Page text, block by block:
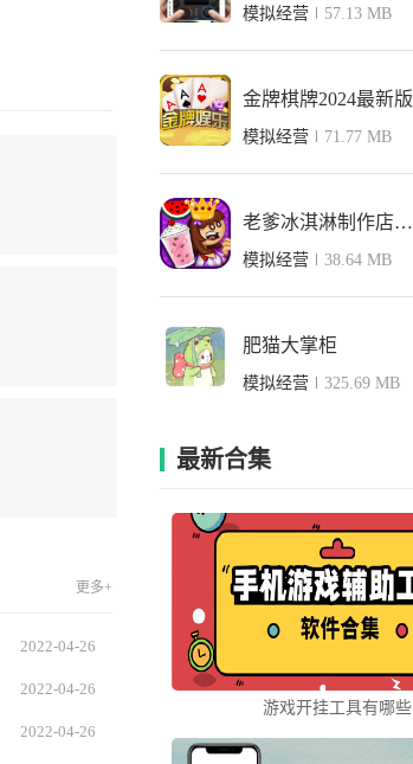
更多+
2022-04-26
2022-04-26
2022-04-26
模拟经营 57.13 MB
金牌棋牌2024最新版
模拟经营 71.77 MB
老爹冰淇淋制作店中文版
模拟经营 38.64 MB
肥猫大掌柜
模拟经营 325.69 MB
最新合集
游戏开挂工具有哪些